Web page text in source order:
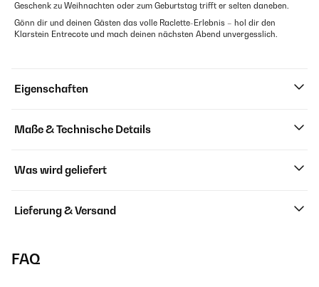
Geschenk zu Weihnachten oder zum Geburtstag trifft er selten daneben.
Gönn dir und deinen Gästen das volle Raclette-Erlebnis – hol dir den
Klarstein Entrecote und mach deinen nächsten Abend unvergesslich.
Eigenschaften
Maße & Technische Details
Was wird geliefert
Lieferung & Versand
FAQ